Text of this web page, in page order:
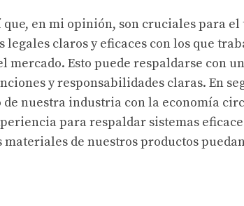
en mi opinión, son cruciales para el
claros y eficaces con los que
Esto puede respaldarse con
y responsabilidades claras. En
nuestra industria con la economía
para respaldar sistemas
de nuestros productos